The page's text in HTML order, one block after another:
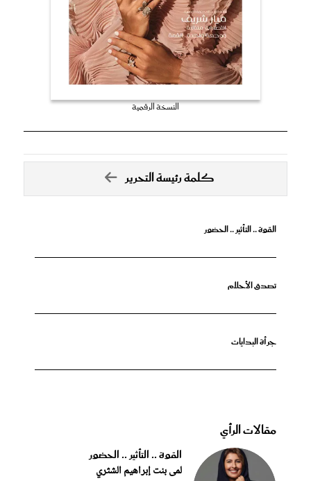
النسخة الرقمية
كلمة رئيسة التحرير
القوة .. التأثير .. الحضور
تصدق الأحلام
جرأة البدايات
مقالات الرأي
القوة .. التأثير .. الحضور
لمى بنت إبراهيم الشثري